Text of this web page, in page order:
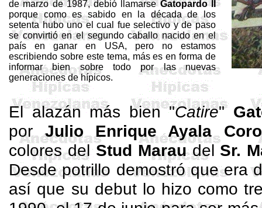
de marzo de 1987, debió llamarseGatopardo II
porque como es sabido en la década de los
setenta hubo uno el cual fue selectivo y de paso
se convirtió en el segundo caballo nacido en el
país en ganar en USA, pero no estamos
escribiendo sobre este tema, más es en forma de
informar bien sobre todo por las nuevas
generaciones de hípicos.
El alazán más bien "Catire"
porJulio Enrique Ayala
colores delStud Maraudel Sr.
Desde potrillo demostró que era
así que su debut lo hizo como